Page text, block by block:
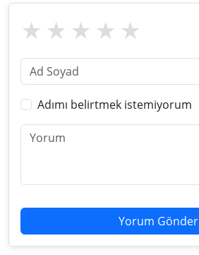
Adımı belirtmek istemiyorum
Yorum Gönder